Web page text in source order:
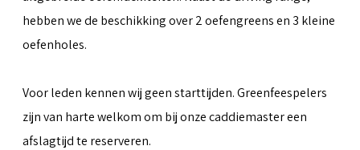
hebben we de beschikking over 2 oefengreens en 3 kleine
oefenholes.
Voor leden kennen wij geen starttijden. Greenfeespelers
zijn van harte welkom om bij onze caddiemaster een
afslagtijd te reserveren.